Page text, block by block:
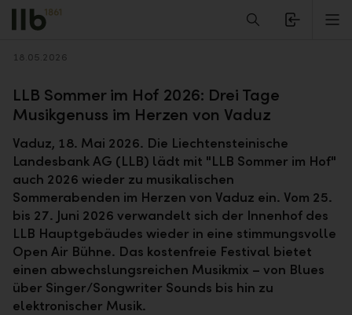
Alerts.Headline
Zurück
18.05.2026
LLB Sommer im Hof 2026: Drei Tage
Musikgenuss im Herzen von Vaduz
Vaduz, 18. Mai 2026. Die Liechtensteinische
Landesbank AG (LLB) lädt mit "LLB Sommer im Hof"
auch 2026 wieder zu musikalischen
Sommerabenden im Herzen von Vaduz ein. Vom 25.
bis 27. Juni 2026 verwandelt sich der Innenhof des
LLB Hauptgebäudes wieder in eine stimmungsvolle
Open Air Bühne. Das kostenfreie Festival bietet
einen abwechslungsreichen Musikmix – von Blues
über Singer/Songwriter Sounds bis hin zu
elektronischer Musik.